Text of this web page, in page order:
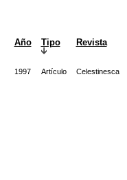
Año Tipo Revista
1997 Artículo Celestinesca